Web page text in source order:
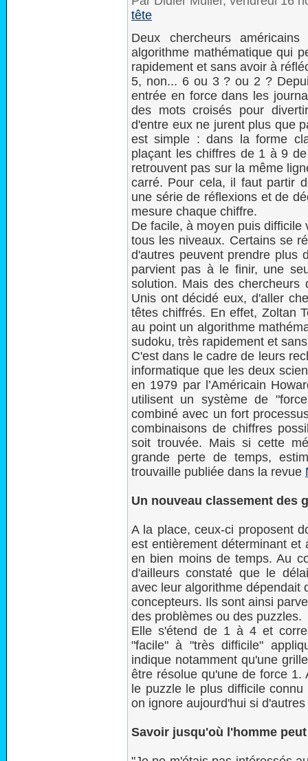
tête
Deux chercheurs
algorithme mathématique qui
rapidement et sans avoir à
5, non... 6 ou 3 ? ou 2 ?
entrée en force dans les
des mots croisés pour
d'entre eux ne jurent plus que
est simple : dans la forme
plaçant les chiffres de 1 à 9
retrouvent pas sur la même
carré. Pour cela, il faut partir
une série de réflexions et de
mesure chaque chiffre.
De facile, à moyen puis
tous les niveaux. Certains se
d'autres peuvent prendre plus
parvient pas à le finir, une
solution. Mais des chercheurs
Unis ont décidé eux, d'aller
têtes chiffrés. En effet, Zoltan
au point un algorithme
sudoku, très rapidement et
C'est dans le cadre de leurs
informatique que les deux
en 1979 par l’Américain
utilisent un système de
combiné avec un fort
combinaisons de chiffres
soit trouvée. Mais si cette
grande perte de temps,
trouvaille publiée dans la revue
Un nouveau classement des
A la place, ceux-ci proposent
est entièrement déterminant
en bien moins de temps. Au
d'ailleurs constaté que le
avec leur algorithme dépendait
concepteurs. Ils sont ainsi
des problèmes ou des puzzles.
Elle s'étend de 1 à 4 et
"facile" à "très difficile"
indique notamment qu'une
être résolue qu'une de force
le puzzle le plus difficile
on ignore aujourd'hui si
Savoir jusqu'où l'homme